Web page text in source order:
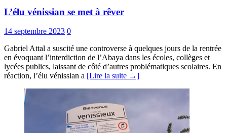
L’élu vénissian se met à rêver
14 septembre 2023 0
Gabriel Attal a suscité une controverse à quelques jours de la rentrée
en évoquant l’interdiction de l’Abaya dans les écoles, collèges et
lycées publics, laissant de côté d’autres problématiques scolaires. En
réaction, l’élu vénissian a [Lire la suite →]